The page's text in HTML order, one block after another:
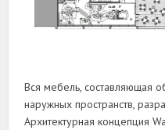
Вся мебель, составляющая
наружных пространств,
Архитектурная концепция